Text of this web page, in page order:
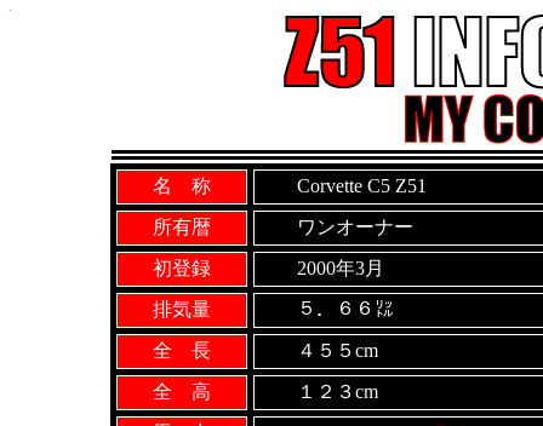
名 称
Corvette C5 Z51
所有暦
ワンオーナー
初登録
2000年3月
排気量
５．６６㍑
全 長
４５５cm
全 高
１２３cm